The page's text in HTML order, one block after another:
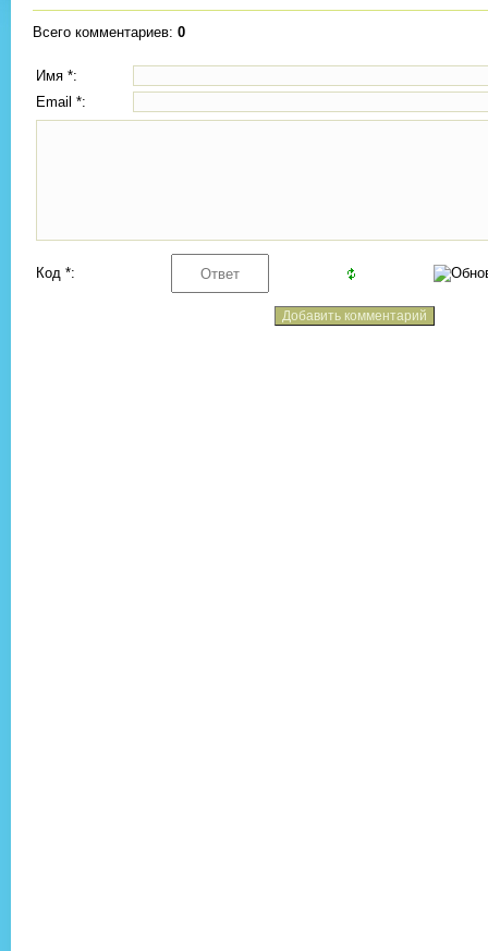
Всего комментариев: 0
Имя *:
Email *:
Код *: